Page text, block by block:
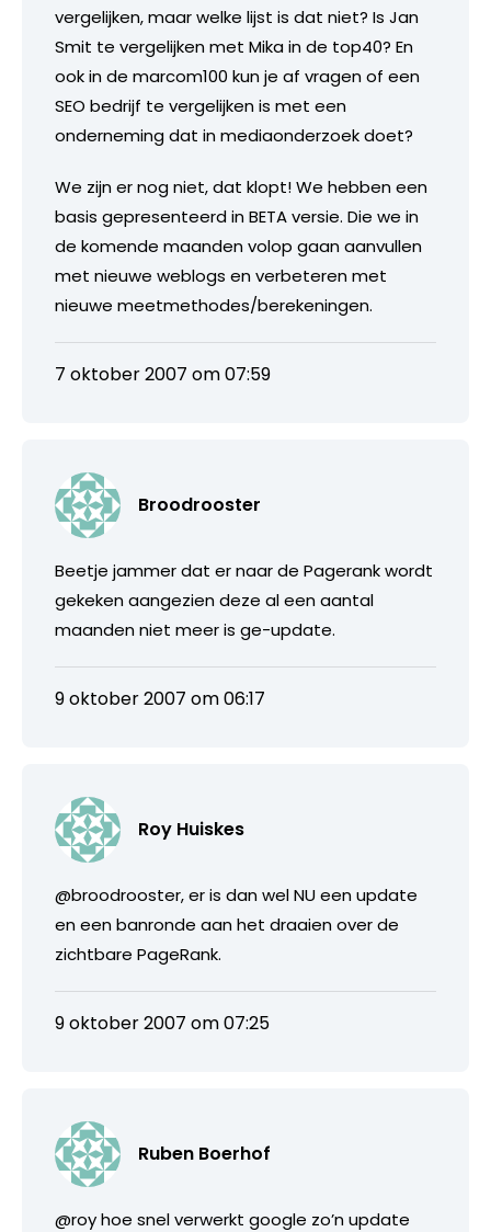
vergelijken, maar welke lijst is dat niet? Is Jan
Smit te vergelijken met Mika in de top40? En
ook in de marcom100 kun je af vragen of een
SEO bedrijf te vergelijken is met een
onderneming dat in mediaonderzoek doet?
We zijn er nog niet, dat klopt! We hebben een
basis gepresenteerd in BETA versie. Die we in
de komende maanden volop gaan aanvullen
met nieuwe weblogs en verbeteren met
nieuwe meetmethodes/berekeningen.
7 oktober 2007 om 07:59
Broodrooster
Beetje jammer dat er naar de Pagerank wordt
gekeken aangezien deze al een aantal
maanden niet meer is ge-update.
9 oktober 2007 om 06:17
Roy Huiskes
@broodrooster, er is dan wel NU een update
en een banronde aan het draaien over de
zichtbare PageRank.
9 oktober 2007 om 07:25
Ruben Boerhof
@roy hoe snel verwerkt google zo’n update